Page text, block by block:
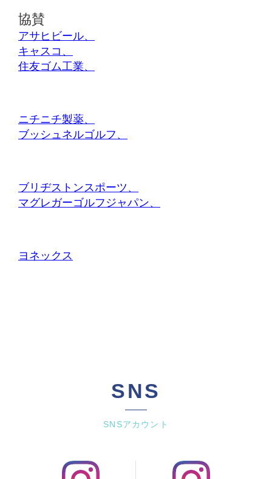
協賛
アサヒビール、
キャスコ、
住友ゴム工業、
ニチニチ製薬、
ブッシュネルゴルフ、
ブリヂストンスポーツ、
マグレガーゴルフジャパン、
ヨネックス
SNS
SNSアカウント